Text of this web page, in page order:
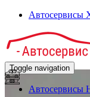
Автосервисы
Toggle navigation
Автосервисы